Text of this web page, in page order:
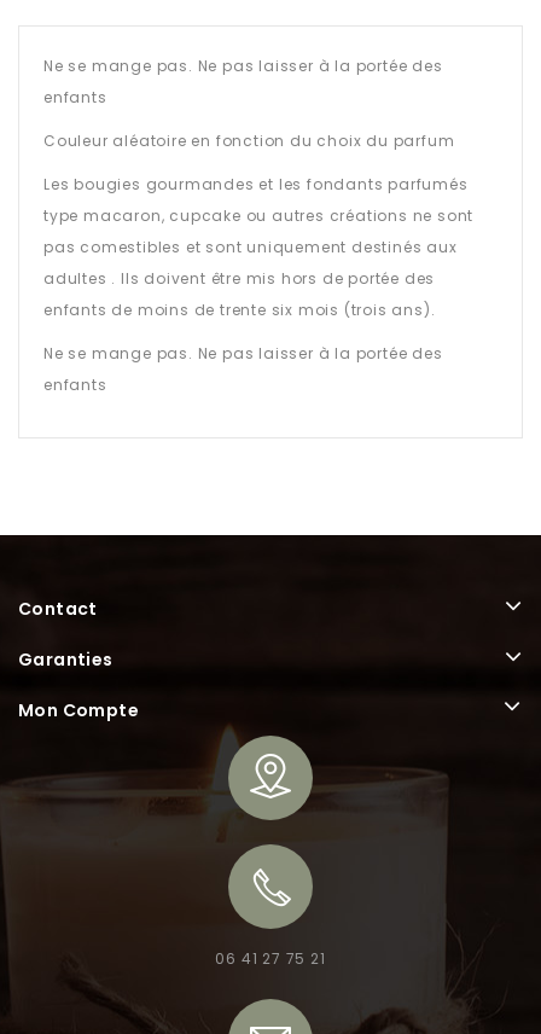
Ne se mange pas. Ne pas laisser à la portée des
enfants
Couleur aléatoire en fonction du choix du parfum
Les bougies gourmandes et les fondants parfumés
type macaron, cupcake ou autres créations ne sont
pas comestibles et sont uniquement destinés aux
adultes . Ils doivent être mis hors de portée des
enfants de moins de trente six mois (trois ans).
Ne se mange pas. Ne pas laisser à la portée des
enfants
Contact
Garanties
Mon Compte
06 41 27 75 21